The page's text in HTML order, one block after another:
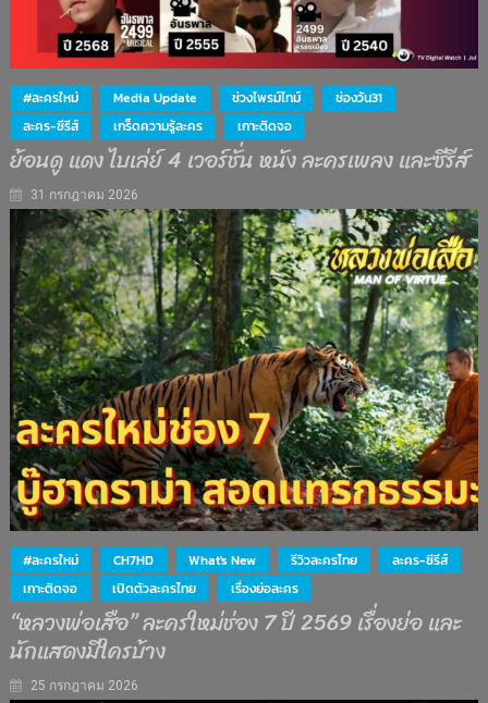
#ละครใหม่ Media Update ช่วงไพรม์ไทม์
ช่องวัน31
ละคร-ซีรีส์
เกร็ดความรู้ละคร เกาะติดจอ
ย้อนดู แดง ไบเล่ย์ 4 เวอร์ชั่น หนัง ละครเพลง และซีรีส์
31 กรกฎาคม 2026
#ละครใหม่ CH7HD What's New รีวิวละครไทย
ละคร-ซีรีส์
เกาะติดจอ
เปิดตัวละครไทย เรื่องย่อละคร
“หลวงพ่อเสือ” ละครใหม่ช่อง 7 ปี 2569 เรื่องย่อ และ
นักแสดงมีใครบ้าง
25 กรกฎาคม 2026